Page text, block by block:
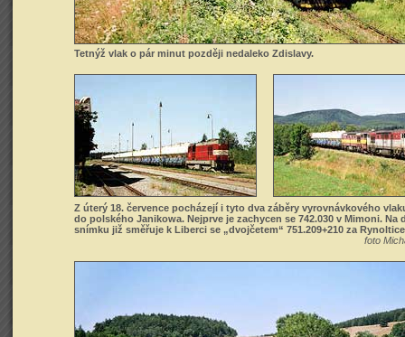
Tetnýž vlak o pár minut později nedaleko Zdislavy.
Z úterý 18. července pocházejí i tyto dva záběry vyrovnávkového
do polského Janikowa. Nejprve je zachycen se 742.030 v Mimoni. Na
snímku již směřuje k Liberci se „dvojčetem“ 751.209+210 za
foto